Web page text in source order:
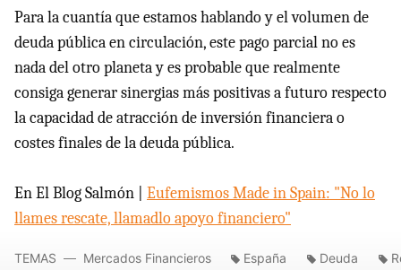
Para la cuantía que estamos hablando y el volumen de
deuda pública en circulación, este pago parcial no es
nada del otro planeta y es probable que realmente
consiga generar sinergias más positivas a futuro respecto
la capacidad de atracción de inversión financiera o
costes finales de la deuda pública.
En El Blog Salmón | Eufemismos Made in Spain: "No lo
llames rescate, llamadlo apoyo financiero"
TEMAS Mercados Financieros España Deuda